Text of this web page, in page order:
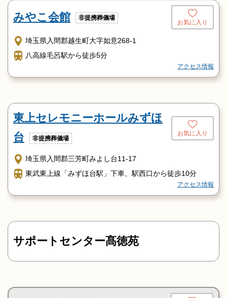
みやこ会館 非提携葬儀場
お気に入り
埼玉県入間郡越生町大字如意268-1
八高線毛呂駅から徒歩5分
アクセス情報
東上セレモニーホールみずほ
台
非提携葬儀場
お気に入り
埼玉県入間郡三芳町みよし台11-17
東武東上線「みずほ台駅」下車、駅西口から徒歩10分
アクセス情報
サポートセンター髙徳苑